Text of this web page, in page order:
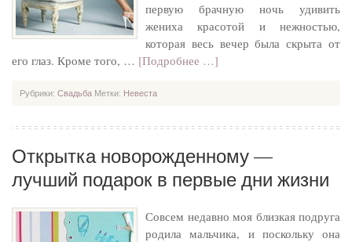
первую брачную ночь удивить
жениха красотой и нежностью,
которая весь вечер была скрыта от
его глаз. Кроме того, … [Подробнее …]
Рубрики: Свадьба Метки: Невеста
Открытка новорожденному —
лучший подарок в первые дни жизни
Совсем недавно моя близкая подруга
родила мальчика, и поскольку она